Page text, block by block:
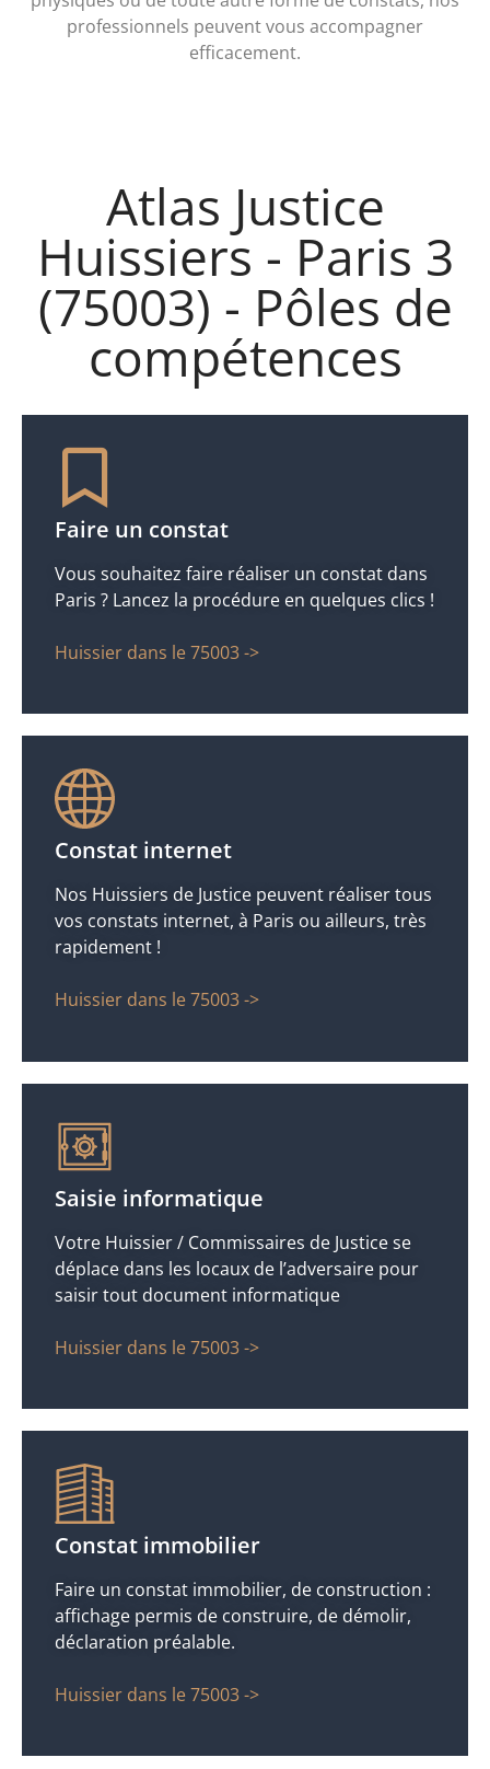
professionnels peuvent vous accompagner
efficacement.
Atlas Justice
Huissiers - Paris 3
(75003) - Pôles de
compétences
Faire un constat
Vous souhaitez faire réaliser un constat dans
Paris ? Lancez la procédure en quelques clics !
Huissier dans le 75003 ->
Constat internet
Nos Huissiers de Justice peuvent réaliser tous
vos constats internet, à Paris ou ailleurs, très
rapidement !
Huissier dans le 75003 ->
Saisie informatique
Votre Huissier / Commissaires de Justice se
déplace dans les locaux de l’adversaire pour
saisir tout document informatique
Huissier dans le 75003 ->
Constat immobilier
Faire un constat immobilier, de construction :
affichage permis de construire, de démolir,
déclaration préalable.
Huissier dans le 75003 ->